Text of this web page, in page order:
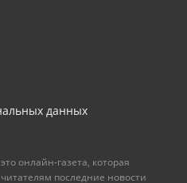
данных
онлайн-газета, которая
последние новости